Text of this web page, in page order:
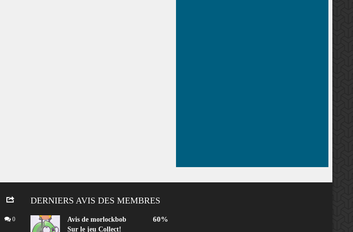
0
DERNIERS AVIS DES MEMBRES
Avis de morlockbob
Sur le jeu Collect!
60%